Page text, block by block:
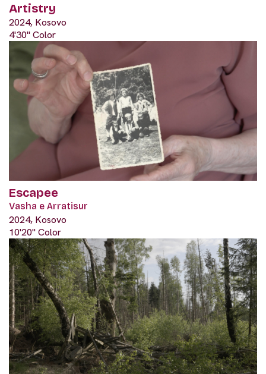
Artistry
2024, Kosovo
4'30" Color
Escapee
Vasha e Arratisur
2024, Kosovo
10'20" Color